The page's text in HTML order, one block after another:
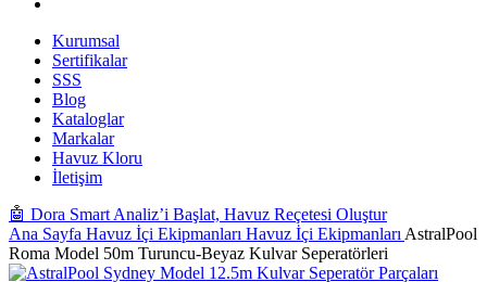
Kurumsal
Sertifikalar
SSS
Blog
Kataloglar
Markalar
Havuz Kloru
İletişim
🤖 Dora Smart Analiz’i Başlat, Havuz Reçetesi Oluştur
Ana Sayfa Havuz İçi Ekipmanları Havuz İçi Ekipmanları AstralPool
Roma Model 50m Turuncu-Beyaz Kulvar Seperatörleri